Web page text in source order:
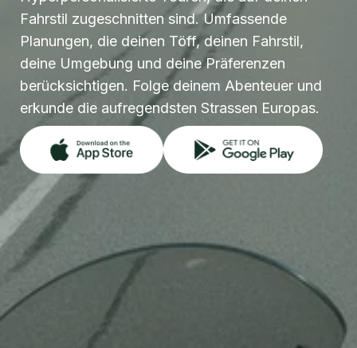
Fahrstil zugeschnitten sind. Umfassende
Planungen, die deinen Töff, deinen Fahrstil,
deine Umgebung und deine Präferenzen
berücksichtigen. Folge deinem Abenteuer und
erkunde die aufregendsten Strassen Europas.